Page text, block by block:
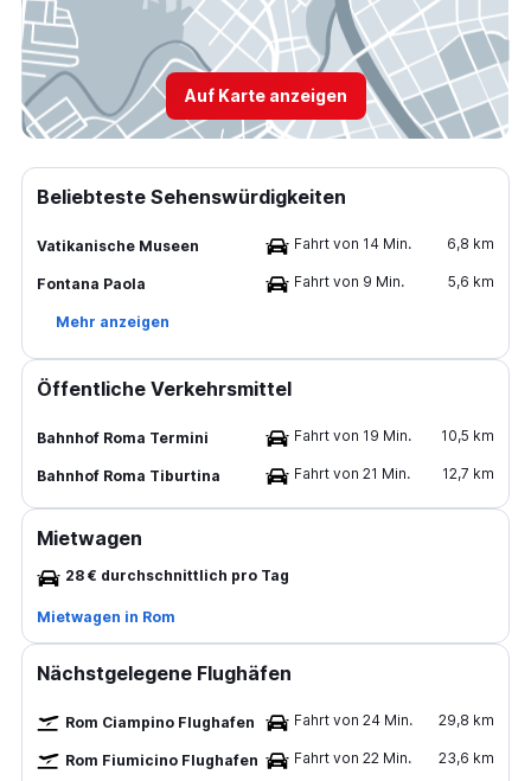
Auf Karte anzeigen
Beliebteste Sehenswürdigkeiten
Vatikanische Museen Fahrt von 14 Min. 6,8 km
Fontana Paola Fahrt von 9 Min. 5,6 km
Mehr anzeigen
Öffentliche Verkehrsmittel
Bahnhof Roma Termini Fahrt von 19 Min. 10,5 km
Bahnhof Roma Tiburtina Fahrt von 21 Min. 12,7 km
Mietwagen
28 € durchschnittlich pro Tag
Mietwagen in Rom
Nächstgelegene Flughäfen
Rom Ciampino Flughafen Fahrt von 24 Min. 29,8 km
Rom Fiumicino Flughafen Fahrt von 22 Min. 23,6 km